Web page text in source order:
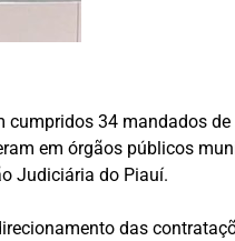
34 mandados
em órgãos públicos
Judiciária do Piauí.
das